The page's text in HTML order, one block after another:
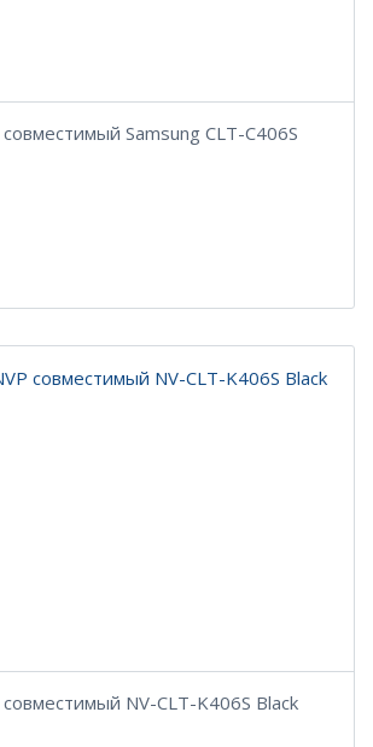
Samsung CLT-C406S
NV-CLT-K406S Black